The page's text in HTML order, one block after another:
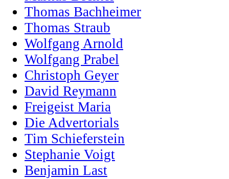
Thomas Bachheimer
Thomas Straub
Wolfgang Arnold
Wolfgang Prabel
Christoph Geyer
David Reymann
Freigeist Maria
Die Advertorials
Tim Schieferstein
Stephanie Voigt
Benjamin Last